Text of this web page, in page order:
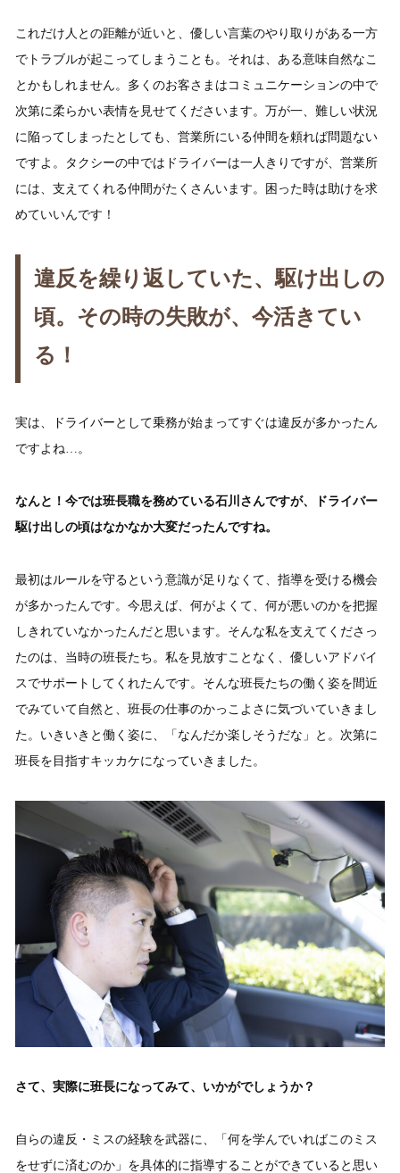
これだけ人との距離が近いと、優しい言葉のやり取りがある一方
でトラブルが起こってしまうことも。それは、ある意味自然なこ
とかもしれません。多くのお客さまはコミュニケーションの中で
次第に柔らかい表情を見せてくださいます。万が一、難しい状況
に陥ってしまったとしても、営業所にいる仲間を頼れば問題ない
ですよ。タクシーの中ではドライバーは一人きりですが、営業所
には、支えてくれる仲間がたくさんいます。困った時は助けを求
めていいんです！
違反を繰り返していた、駆け出しの
頃。その時の失敗が、今活きてい
る！
実は、ドライバーとして乗務が始まってすぐは違反が多かったん
ですよね…。
なんと！今では班長職を務めている石川さんですが、ドライバー
駆け出しの頃はなかなか大変だったんですね。
最初はルールを守るという意識が足りなくて、指導を受ける機会
が多かったんです。今思えば、何がよくて、何が悪いのかを把握
しきれていなかったんだと思います。そんな私を支えてくださっ
たのは、当時の班長たち。私を見放すことなく、優しいアドバイ
スでサポートしてくれたんです。そんな班長たちの働く姿を間近
でみていて自然と、班長の仕事のかっこよさに気づいていきまし
た。いきいきと働く姿に、「なんだか楽しそうだな」と。次第に
班長を目指すキッカケになっていきました。
さて、実際に班長になってみて、いかがでしょうか？
自らの違反・ミスの経験を武器に、「何を学んでいればこのミス
をせずに済むのか」を具体的に指導することができていると思い